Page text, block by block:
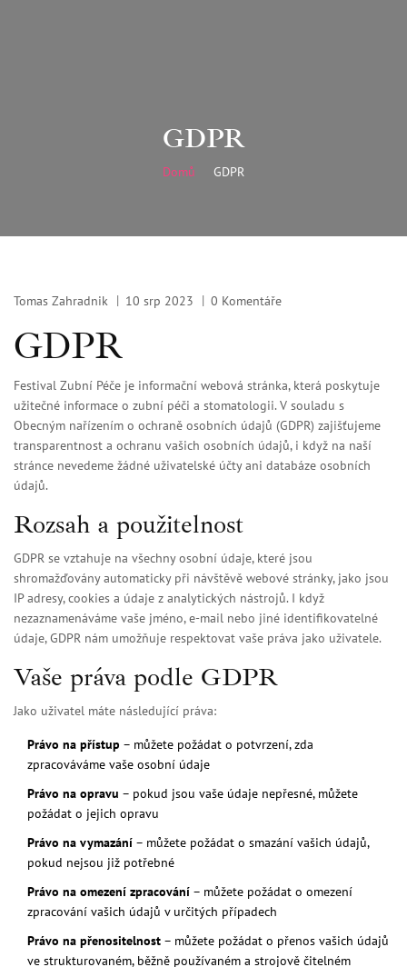
GDPR
Domů GDPR
Tomas Zahradnik 10 srp 2023 0 Komentáře
GDPR
Festival Zubní Péče je informační webová stránka, která poskytuje
užitečné informace o zubní péči a stomatologii. V souladu s
Obecným nařízením o ochraně osobních údajů (GDPR) zajišťujeme
transparentnost a ochranu vašich osobních údajů, i když na naší
stránce nevedeme žádné uživatelské účty ani databáze osobních
údajů.
Rozsah a použitelnost
GDPR se vztahuje na všechny osobní údaje, které jsou
shromažďovány automaticky při návštěvě webové stránky, jako jsou
IP adresy, cookies a údaje z analytických nástrojů. I když
nezaznamenáváme vaše jméno, e-mail nebo jiné identifikovatelné
údaje, GDPR nám umožňuje respektovat vaše práva jako uživatele.
Vaše práva podle GDPR
Jako uživatel máte následující práva:
Právo na přístup – můžete požádat o potvrzení, zda
zpracováváme vaše osobní údaje
Právo na opravu – pokud jsou vaše údaje nepřesné, můžete
požádat o jejich opravu
Právo na vymazání – můžete požádat o smazání vašich údajů,
pokud nejsou již potřebné
Právo na omezení zpracování – můžete požádat o omezení
zpracování vašich údajů v určitých případech
Právo na přenositelnost – můžete požádat o přenos vašich údajů
ve strukturovaném, běžně používaném a strojově čitelném